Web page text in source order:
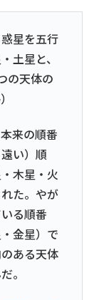
星を五行
土星と、
の天体の
来の順番
い）順
木星・火
た。やが
る順番
金星）で
ある天体
。